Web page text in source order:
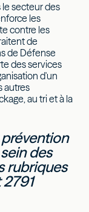
le secteur des
les
contre les
de
de Défense
des services
d'un
autres
au tri et à la
des
rubriques
2791